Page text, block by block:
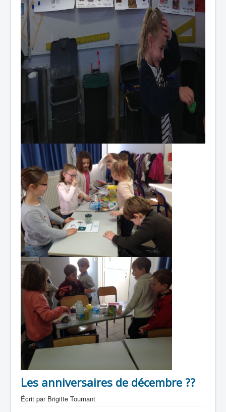
Les anniversaires de décembre ??
Écrit par Brigitte Tournant